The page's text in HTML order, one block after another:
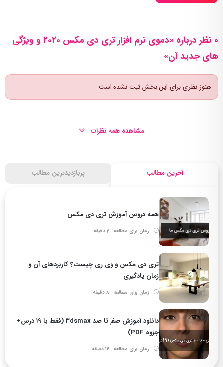
آخرین مطالب پربازدیدترین مطالب
همه دروس آموزش تری دی مکس
زمان برای مطالعه : 2 دقیقه
تری دی مکس و وی ری چیست؟ کاربردهای آن و
زمان یادگیری
زمان برای مطالعه : 8 دقیقه
دانلود آموزش صفر تا صد ۳dsmax (فقط با ۱۹ درس+
جزوه PDF)
زمان برای مطالعه : 14 دقیقه
0 نظر درباره «دموی نرم افزار تری دی مکس ۲۰۲۰ و ویژگی
های جدید آن»
هنوز نظری برای این بخش ثبت نشده است
مشاهده همه نظرات